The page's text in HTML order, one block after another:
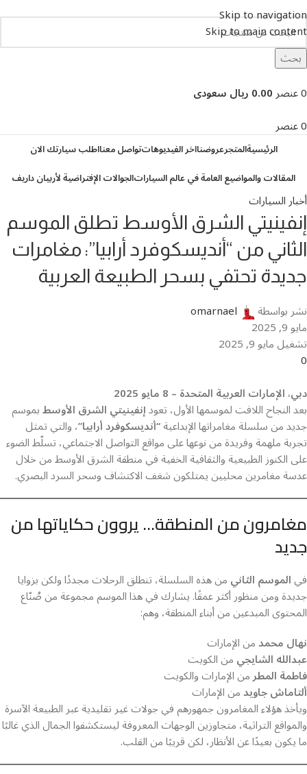
Skip to navigation
Skip to main content
بحث
0عنصر0.00 ريال سعودى
0عنصر
الرئيسيةالمتجرعروضنااخر الفيديوهاتتواصل معنااطلب سيارتك الان
المقالات والمواضيع العامة في عالم السياراتالجوالات الإفتراضية لأربيان داريف
أخبار السيارات
إنفينيتي الشرق الأوسط تطلق الموسم
الثاني من “أنديسكوفرد أرابيا”: مغامرات
جديدة تحتفي بسحر الطبيعة العربية
نشر بواسطة omarnael
مايو 9, 2025
تشغيل مايو 9, 2025
0
دبي، الإمارات العربية المتحدة – 8 مايو 2025
بعد النجاح اللافت لموسمها الأول، تعودإنفينيتي الشرق الأوسطبموسم
جديد من سلسلة مغامراتها الإبداعية“أنديسكوفرد أرابيا”، والتي تمثل
تجربة ملهمة وفريدة من نوعها على مواقع التواصل الاجتماعي، تسلّط الضوء
على الكنوز الطبيعية والثقافية الخفية في منطقة الشرق الأوسط من خلال
عدسة مغامرين محليين يمتلكون شغف الاكتشاف وسحر السرد البصري.
مغامرون من المنطقة… يروون حكاياتها من
جديد
فيالموسم الثانيمن هذه السلسلة، تنطلق الرحلات مجددًا ولكن بزوايا
جديدة ومن منظور أكثر عمقًا. يشارك في هذا الموسم مجموعة من صُنّاع
المحتوى المبدعين من أبناء المنطقة، وهم:
نهال محمدمن الإمارات
عبدالله الشايجيمن الكويت
فاطمة المطرمن الإمارات والكويت
ألتاماش جاويدمن الإمارات
ويأخذ هؤلاء المغامرون جمهورهم في جولات غير تقليدية عبر الطبيعة الآسرة
والمواقع التراثية، متجاوزين الوجهات المعروفة ليستكشفوا الجمال الذي غالبًا
ما يكون بعيدًا عن الأنظار، لكن قريبًا من القلب.